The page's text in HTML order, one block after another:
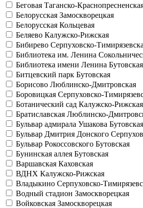
Беговая Таганско-
Белорусская Замоскворецкая
Белорусская Кольцевая
Беляево Калужско-Рижская
Бибирево Серпуховско-
Библиотека им. Ленина
Библиотека имени Ленина Бутовская
Битцевский парк Бутовская
Борисово Люблинско-Дмитровская
Боровицкая Серпуховско-
Ботанический сад Калужско-Рижская
Братиславская Люблинско-
Бульвар адмирала Ушакова Бутовская
Бульвар Дмитрия Донского
Бульвар Рокоссовского Бутовская
Бунинская аллея Бутовская
Варшавская Каховская
ВДНХ Калужско-Рижская
Владыкино Серпуховско-
Водный стадион Замоскворецкая
Войковская Замоскворецкая